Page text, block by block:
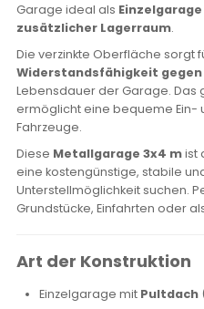
Garage ideal als
zusätzlicher Lagerraum.
Die verzinkte Oberfläche sorgt
Widerstandsfähigkeit gegen
Lebensdauer der Garage. Das
ermöglicht eine bequeme Ein-
Fahrzeuge.
Diese Metallgarage 3x4 mist
eine kostengünstige, stabile
Unterstellmöglichkeit suchen.
Grundstücke, Einfahrten oder
Art der Konstruktion
Einzelgarage mit Pultdach